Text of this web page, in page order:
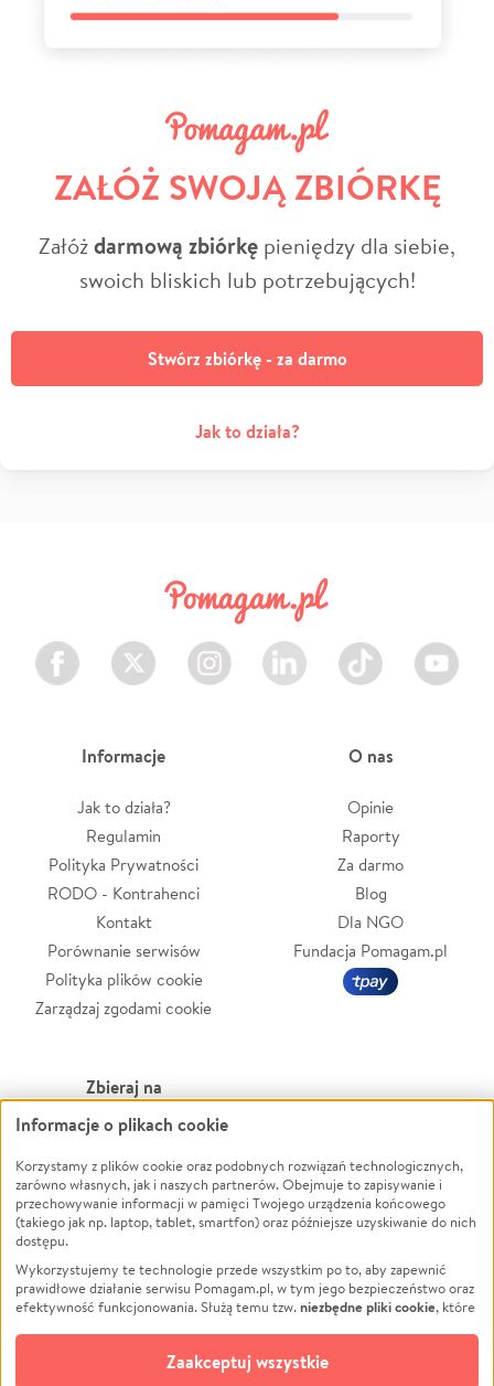
ZAŁÓŻ SWOJĄ ZBIÓRKĘ
Załóżdarmową zbiórkę pieniędzy dla siebie,
swoich bliskich lub potrzebujących!
Stwórz zbiórkę - za darmo
Jak to działa?
Facebook Twitter Instagram LinkedIn TikTok Youtube
Informacje
Jak to działa?
Regulamin
Polityka Prywatności
RODO - Kontrahenci
Kontakt
Porównanie serwisów
Polityka plików cookie
Zarządzaj zgodami cookie
O nas
Opinie
Raporty
Za darmo
Blog
Dla NGO
Fundacja Pomagam.pl
Zbieraj na
Leczenie
Zwierzęta
Pożar
Ukraina
Pomoc Finansowa
Projekty
Pogrzeb
Społeczność lokalna
Powódź
Wichura
NGO
Edukacja
Podróż
Impreza
Ochrona środowiska
Informacje o plikach cookie
Korzystamy z plików cookie oraz podobnych rozwiązań technologicznych,
zarówno własnych, jak i naszych partnerów. Obejmuje to zapisywanie i
przechowywanie informacji w pamięci Twojego urządzenia końcowego
(takiego jak np. laptop, tablet, smartfon) oraz późniejsze uzyskiwanie do nich
dostępu.
Wykorzystujemy te technologie przede wszystkim po to, aby zapewnić
prawidłowe działanie serwisu Pomagam.pl, w tym jego bezpieczeństwo oraz
efektywność funkcjonowania. Służą temu tzw.niezbędne pliki cookie, które
opcjonalnych plików cookie
technologii do celów analitycznych i retargetingowych. Możesz wyrazić
Zaakceptuj wszystkie